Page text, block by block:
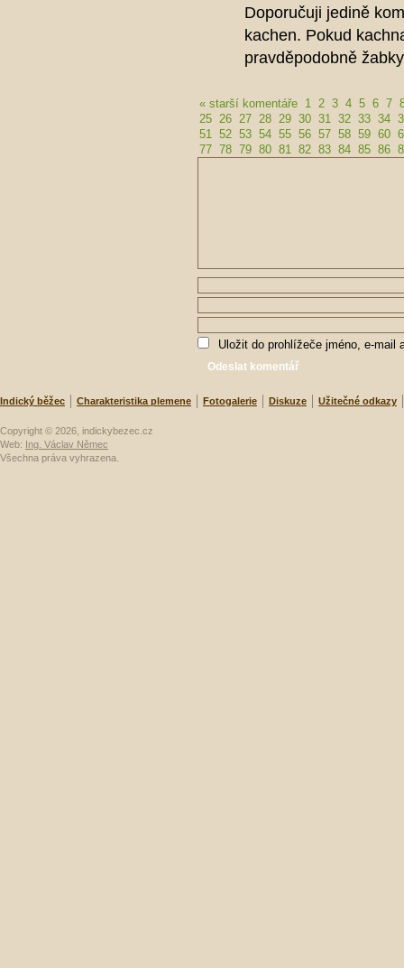
Doporučuji jedině
kachen. Pokud
pravděpodobně
« starší komentáře 1 2 3 4 5 6 7
25 26 27 28 29 30 31 32 33 34
51 52 53 54 55 56 57 58 59 60
77 78 79 80 81 82 83 84 85 86
Uložit do prohlížeče jméno, e-mail
Indický běžec Charakteristika plemene Fotogalerie Diskuze Užitečné odkazy
Copyright © 2026, indickybezec.cz
Web: Ing. Václav Němec
Všechna práva vyhrazena.